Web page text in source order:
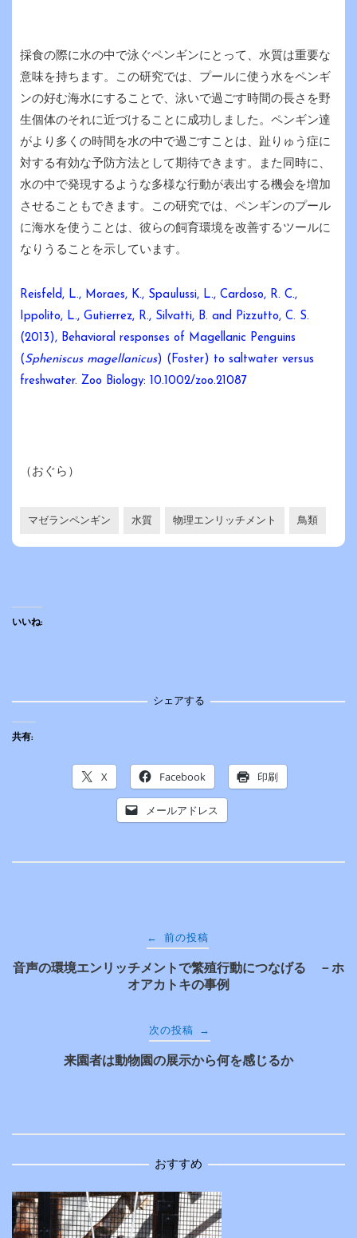
採食の際に水の中で泳ぐペンギンにとって、水質は重要な
意味を持ちます。この研究では、プールに使う水をペンギ
ンの好む海水にすることで、泳いで過ごす時間の長さを野
生個体のそれに近づけることに成功しました。ペンギン達
がより多くの時間を水の中で過ごすことは、趾りゅう症に
対する有効な予防方法として期待できます。また同時に、
水の中で発現するような多様な行動が表出する機会を増加
させることもできます。この研究では、ペンギンのプール
に海水を使うことは、彼らの飼育環境を改善するツールに
なりうることを示しています。
Reisfeld, L., Moraes, K., Spaulussi, L., Cardoso, R. C.,
Ippolito, L., Gutierrez, R., Silvatti, B. and Pizzutto, C. S.
(2013), Behavioral responses of Magellanic Penguins
(Spheniscus magellanicus) (Foster) to saltwater versus
freshwater. Zoo Biology: 10.1002/zoo.21087
（おぐら）
マゼランペンギン 水質 物理エンリッチメント 鳥類
いいね:
シェアする
共有:
X Facebook 印刷
メールアドレス
稿
ー
ョ
← 前の投稿
音声の環境エンリッチメントで繁殖行動につなげる －ホ
オアカトキの事例
次の投稿 →
来園者は動物園の展示から何を感じるか
おすすめ